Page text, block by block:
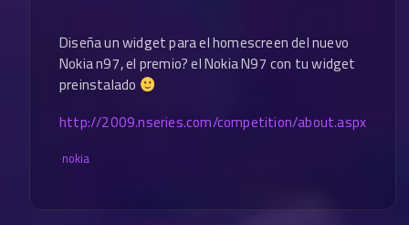
Diseña un widget para el homescreen del nuevo
Nokia n97, el premio? el Nokia N97 con tu widget
preinstalado
http://2009.nseries.com/competition/about.aspx
·nokia